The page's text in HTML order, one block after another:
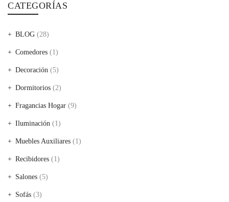
CATEGORÍAS
BLOG (28)
Comedores (1)
Decoración (5)
Dormitorios (2)
Fragancias Hogar (9)
Iluminación (1)
Muebles Auxiliares (1)
Recibidores (1)
Salones (5)
Sofás (3)